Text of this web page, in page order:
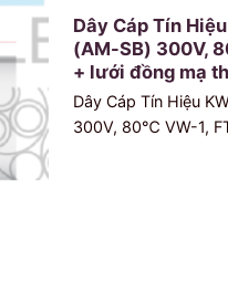
Dây Cáp Tín
(AM-SB) 300V,
+ lưới đồng mạ
Dây Cáp Tín Hiệu
300V, 80℃ VW-1,